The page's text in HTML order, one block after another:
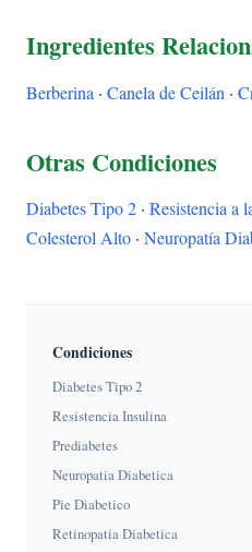
Ingredientes
Berberina · Canela de Ceilán ·
Otras Condiciones
Diabetes Tipo 2 · Resistencia a
Colesterol Alto · Neuropatía
Condiciones
Diabetes Tipo 2
Resistencia Insulina
Prediabetes
Neuropatia Diabetica
Pie Diabetico
Retinopatia Diabetica